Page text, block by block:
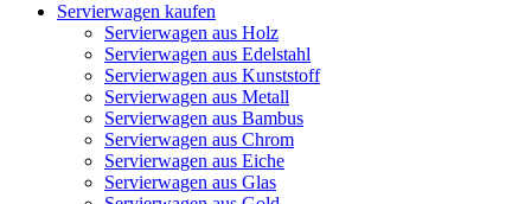
Servierwagen kaufen
Servierwagen aus Holz
Servierwagen aus Edelstahl
Servierwagen aus Kunststoff
Servierwagen aus Metall
Servierwagen aus Bambus
Servierwagen aus Chrom
Servierwagen aus Eiche
Servierwagen aus Glas